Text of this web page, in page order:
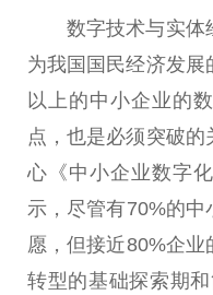
数字技术与实体
为我国国民经济发
以上的中小企业的
点，也是必须突破
心《中小企业数字
示，尽管有70%的
愿，但接近80%企业
转型的基础探索期